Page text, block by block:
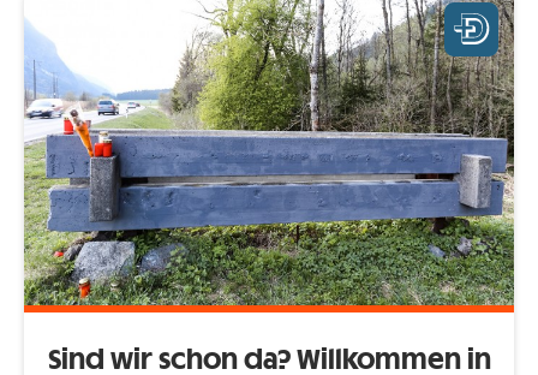
Sind wir schon da? Willkommen in